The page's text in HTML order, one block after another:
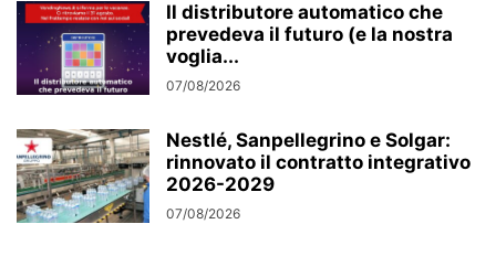
Il distributore automatico che
prevedeva il futuro (e la nostra
voglia...
07/08/2026
Nestlé, Sanpellegrino e Solgar:
rinnovato il contratto integrativo
2026-2029
07/08/2026